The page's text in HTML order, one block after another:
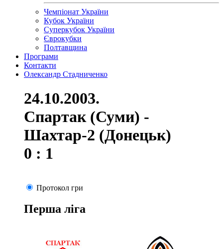
Чемпіонат України
Кубок України
Суперкубок України
Єврокубки
Полтавщина
Програми
Контакти
Олександр Стадниченко
24.10.2003.
Спартак (Суми) -
Шахтар-2 (Донецьк)
0 : 1
Протокол гри
Перша ліга